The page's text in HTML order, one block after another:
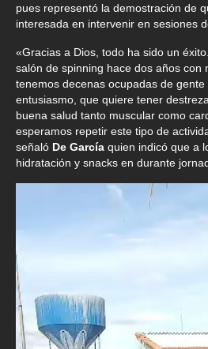
pues representó la demostración de
interesada en intervenir en sesiones
«Gracias a Dios, todo ha sido un
salón de spinning hace dos años con
tenemos decenas ocupadas de
entusiasmo, que quiere tener
buena salud tanto muscular como
esperamos repetir este tipo de
señaló De García quien indicó que a
hidratación y snacks en durante